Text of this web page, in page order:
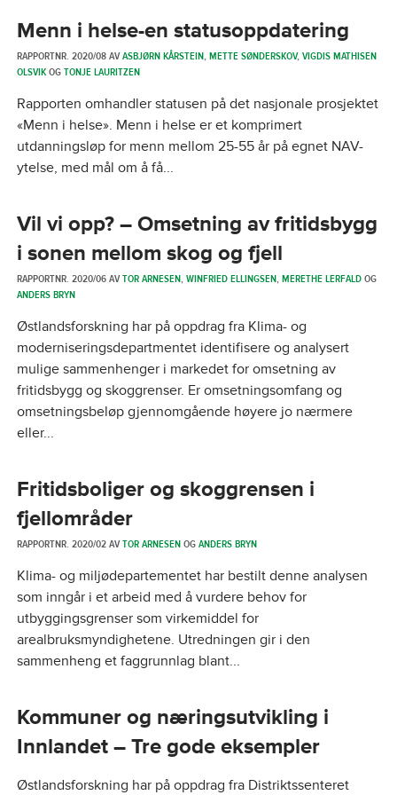
Menn i helse-en statusoppdatering
RAPPORTNR. 2020/08 AVASBJØRN KÅRSTEIN,METTE SØNDERSKOV,VIGDIS MATHISEN
OLSVIKOGTONJE LAURITZEN
Rapporten omhandler statusen på det nasjonale prosjektet
«Menn i helse». Menn i helse er et komprimert
utdanningsløp for menn mellom 25-55 år på egnet NAV-
ytelse, med mål om å få...
Vil vi opp? – Omsetning av fritidsbygg
i sonen mellom skog og fjell
RAPPORTNR. 2020/06 AVTOR ARNESEN,WINFRIED ELLINGSEN,MERETHE LERFALDOG
ANDERS BRYN
Østlandsforskning har på oppdrag fra Klima- og
moderniseringsdepartmentet identifisere og analysert
mulige sammenhenger i markedet for omsetning av
fritidsbygg og skoggrenser. Er omsetningsomfang og
omsetningsbeløp gjennomgående høyere jo nærmere
eller...
Fritidsboliger og skoggrensen i
fjellområder
RAPPORTNR. 2020/02 AVTOR ARNESENOGANDERS BRYN
Klima- og miljødepartementet har bestilt denne analysen
som inngår i et arbeid med å vurdere behov for
utbyggingsgrenser som virkemiddel for
arealbruksmyndighetene. Utredningen gir i den
sammenheng et faggrunnlag blant...
Kommuner og næringsutvikling i
Innlandet – Tre gode eksempler
Østlandsforskning har på oppdrag fra Distriktssenteret